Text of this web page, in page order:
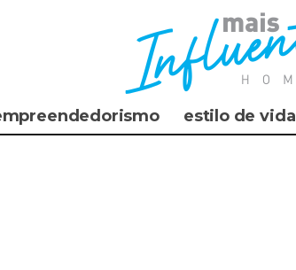
estilo de vida